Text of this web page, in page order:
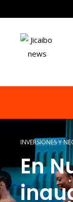
INVERSIONES Y
En